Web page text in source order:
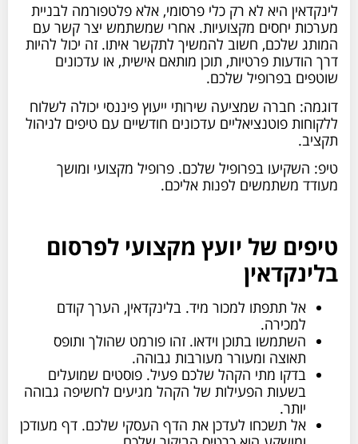
לינקדאין היא לא רק כלי פרסומי, אלא פלטפורמה לבניית
מערכות יחסים מקצועיות. אחרי שמשתמש יצר קשר עם
המותג שלכם, חשוב להמשיך לתקשר איתו. זה יכול להיות
דרך הודעות פרטיות, תוכן מותאם אישית, או עדכונים
שוטפים בפרופיל שלכם.
דוגמה: חברה שמציעה שירותי ייעוץ פיננסי יכולה לשלוח
ללקוחות פוטנציאליים עדכונים חודשיים עם טיפים לניהול
תקציב.
טיפ: השקיעו בפרופיל שלכם. פרופיל מקצועי ומושך
מעודד משתמשים לפנות אליכם.
טיפים של יועץ מקצועי לפרסום
בלינקדאין
אל תתפתו למכור מיד. בלינקדאין, הערך קודם
למכירה.
השתמשו בתוכן וידאו. זהו פורמט שהולך ותופס
תאוצה ומעורר מעורבות גבוהה.
בדקו מתי הקהל שלכם פעיל. פוסטים שמועלים
בשעות הפעילות של הקהל מגיעים לחשיפה גבוהה
יותר.
אל תשכחו לעדכן את הדף העסקי שלכם. דף מעודכן